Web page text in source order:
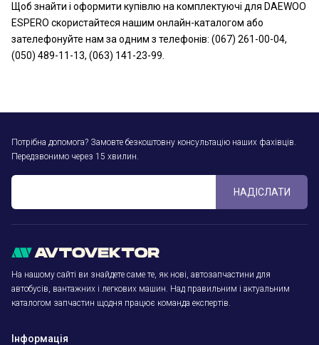
Щоб знайти і оформити купівлю на комплектуючі для DAEWOO
ESPERO скористайтеся нашим онлайн-каталогом або
зателефонуйте нам за одним з телефонів: (067) 261-00-04,
(050) 489-11-13, (063) 141-23-99.
Потрібна допомога? Замовте безкоштовну консультацію наших фахівців.
Передзвонимо через 15 хвилин.
НАДІСЛАТИ
На нашому сайті ви знайдете саме те, як нові, автозапчастини для
автобусів, вантажних і легкових машин. Над правильним і актуальним
каталогом запчастин щодня працює команда експертів.
Інформація